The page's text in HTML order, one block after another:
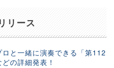
リース
と一緒に演奏できる「第112
の詳細発表！